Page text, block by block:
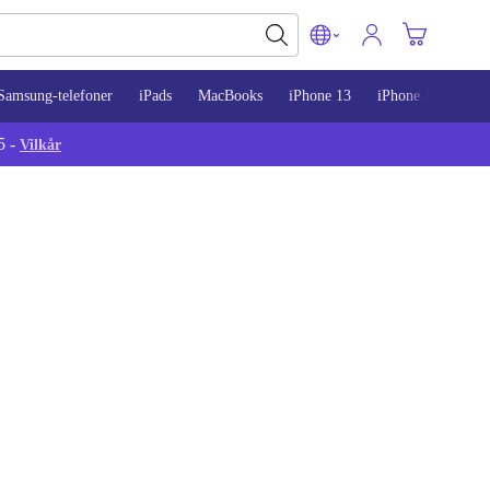
telefoner iPads MacBooks iPhone 13 iPhone 14
- Vilkår